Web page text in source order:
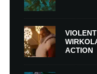
ACTION